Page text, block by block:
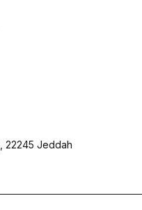
22245 Jeddah